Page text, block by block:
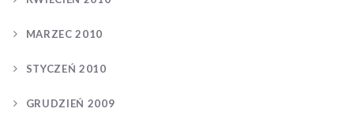
MARZEC 2010
STYCZEŃ 2010
GRUDZIEŃ 2009